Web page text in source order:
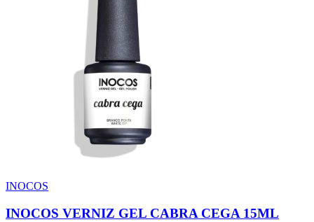
INOCOS
INOCOS VERNIZ GEL CABRA CEGA 15ML